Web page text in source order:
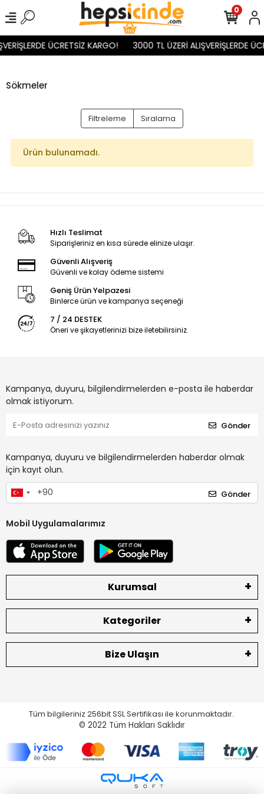
ÜCRETSİZ KARGO! 3000 TL ÜZERİ ALIŞVERİŞLERDE
0
Sökmeler
Filtreleme Sıralama
Ürün bulunamadı.
Hızlı Teslimat
Siparişleriniz en kısa sürede elinize ulaşır.
Güvenli Alışveriş
Güvenli ve kolay ödeme sistemi
Geniş Ürün Yelpazesi
Binlerce ürün ve kampanya seçeneği
7 / 24 DESTEK
Öneri ve şikayetlerinizi bize iletebilirsiniz.
Kampanya, duyuru, bilgilendirmelerden e-posta ile haberdar
olmak istiyorum.
Gönder
Kampanya, duyuru ve bilgilendirmelerden haberdar olmak
için kayıt olun.
Gönder
Mobil Uygulamalarımız
Kurumsal
Kategoriler
Bize Ulaşın
Tüm bilgileriniz 256bit SSL Sertifikası ile korunmaktadır.
© 2022 Tüm Hakları Saklıdır